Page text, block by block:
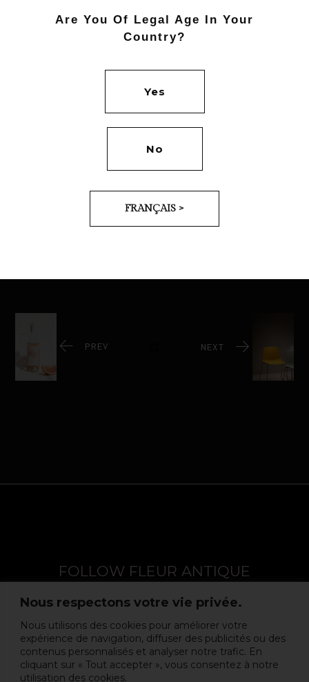
Nous respectons votre vie privée.
Nous utilisons des cookies pour améliorer votre
expérience de navigation, diffuser des publicités ou des
contenus personnalisés et analyser notre trafic. En
cliquant sur « Tout accepter », vous consentez à notre
utilisation des cookies.
mediocritatem has. Proins gravid de
voluptate velit.
BRANDING
BRANDS
PREV NEXT
FOLLOW FLEUR ANTIQUE
Are You Of Legal Age In Your
Country?
Yes
No
FRANÇAIS >